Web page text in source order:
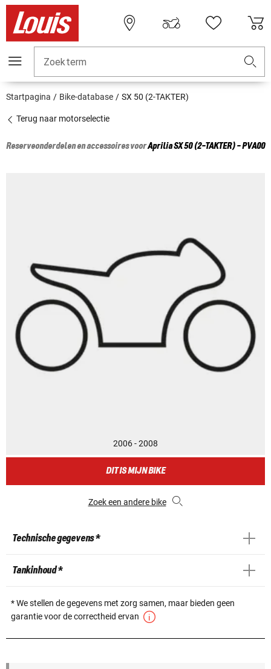
Zoekterm
Startpagina Bike-database SX 50 (2-TAKTER)
Terug naar motorselectie
Reserveonderdelen en accessoires voorApriliaSX 50 (2-TAKTER) - PVA00
2006 - 2008
DIT IS MIJN BIKE
Zoek een andere bike
Technische gegevens *
Tankinhoud *
* We stellen de gegevens met zorg samen, maar bieden geen
garantie voor de correctheid ervan